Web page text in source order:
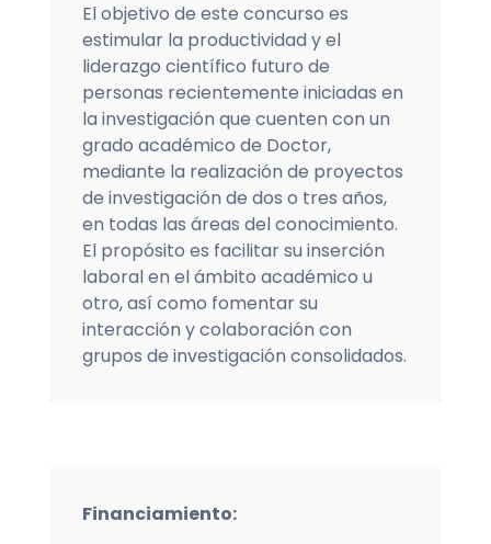
El objetivo de este concurso es
estimular la productividad y el
liderazgo científico futuro de
personas recientemente iniciadas en
la investigación que cuenten con un
grado académico de Doctor,
mediante la realización de proyectos
de investigación de dos o tres años,
en todas las áreas del conocimiento.
El propósito es facilitar su inserción
laboral en el ámbito académico u
otro, así como fomentar su
interacción y colaboración con
grupos de investigación consolidados.
Financiamiento: